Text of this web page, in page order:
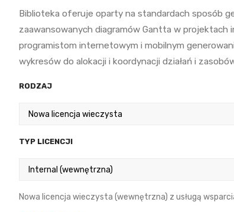
Biblioteka oferuje oparty na standardach sposób
zaawansowanych diagramów Gantta w projektach
programistom internetowym i mobilnym
wykresów do alokacji i koordynacji działań i
RODZAJ
TYP LICENCJI
Nowa licencja wieczysta (wewnętrzna) z usługą